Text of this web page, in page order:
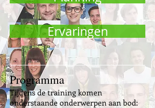
Ervaringen
Tijdens de training komen
onderstaande onderwerpen aan bod:
Programma